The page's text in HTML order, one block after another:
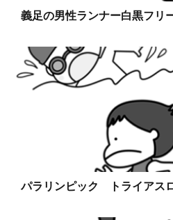
義足の男性ランナー白黒フ
パラリンピック トライアス